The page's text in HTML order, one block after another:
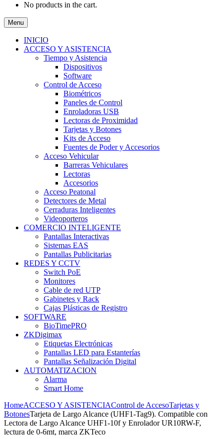
No products in the cart.
Menu
INICIO
ACCESO Y ASISTENCIA
Tiempo y Asistencia
Dispositivos
Software
Control de Acceso
Biométricos
Paneles de Control
Enroladoras USB
Lectoras de Proximidad
Tarjetas y Botones
Kits de Acceso
Fuentes de Poder y Accesorios
Acceso Vehicular
Barreras Vehiculares
Lectoras
Accesorios
Acceso Peatonal
Detectores de Metal
Cerraduras Inteligentes
Videoporteros
COMERCIO INTELIGENTE
Pantallas Interactivas
Sistemas EAS
Pantallas Publicitarias
REDES Y CCTV
Switch PoE
Monitores
Cable de red UTP
Gabinetes y Rack
Cajas Plásticas de Registro
SOFTWARE
BioTimePRO
ZKDigimax
Etiquetas Electrónicas
Pantallas LED para Estanterías
Pantallas Señalización Digital
AUTOMATIZACION
Alarma
Smart Home
HomeACCESO Y ASISTENCIAControl de AccesoTarjetas y
BotonesTarjeta de Largo Alcance (UHF1-Tag9). Compatible con
Lectora de Largo Alcance UHF1-10f y Enrolador UR10RW-F,
lectura de 0-6mt, marca ZKTeco